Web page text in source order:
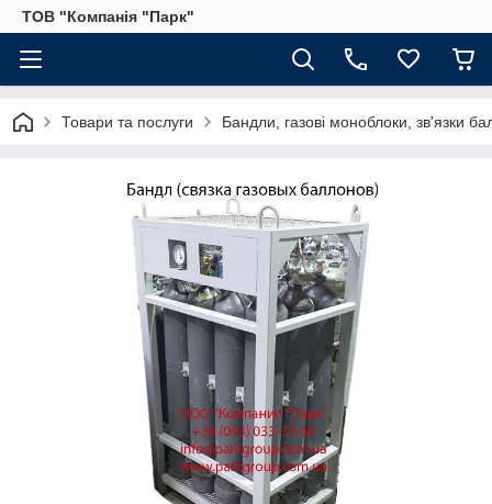
ТОВ "Компанія "Парк"
Товари та послуги Бандли, газові моноблоки, зв'язки